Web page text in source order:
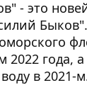
- это
2022 года,
в 2021-